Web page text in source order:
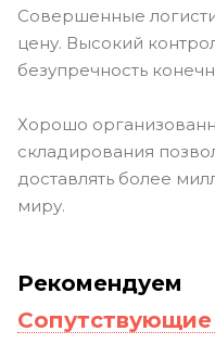
Совершенные
цену. Высокий
безупречность
Хорошо
складирования
доставлять более
миру.
Рекомендуем